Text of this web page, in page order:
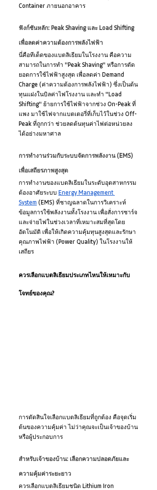
Container ภายนอกอาคาร
ฟังก์ชันหลัก: Peak Shaving และ Load Shifting
เพื่อลดค่าความต้องการพลังไฟฟ้า
นี่คือทีเด็ดของแบตลิเธียมในโรงงาน คือความ
สามารถในการทำ "Peak Shaving" หรือการตัด
ยอดการใช้ไฟฟ้าสูงสุด เพื่อลดค่า Demand
Charge (ค่าความต้องการพลังไฟฟ้า) ซึ่งเป็นต้น
ทุนแฝงในบิลค่าไฟโรงงาน และทำ "Load
Shifting" ย้ายการใช้ไฟฟ้าจากช่วง On-Peak ที่
แพง มาใช้ไฟจากแบตเตอรี่ที่เก็บไว้ในช่วง Off-
Peak ที่ถูกกว่า ช่วยลดต้นทุนค่าไฟต่อหน่วยลง
ได้อย่างมหาศาล
การทำงานร่วมกับระบบจัดการพลังงาน (EMS)
เพื่อเสถียรภาพสูงสุด
การทำงานของแบตลิเธียมในระดับอุตสาหกรรม
ต้องอาศัยระบบ Energy Management
System (EMS) ที่ชาญฉลาดในการวิเคราะห์
ข้อมูลการใช้พลังงานทั้งโรงงาน เพื่อสั่งการชาร์จ
และจ่ายไฟในช่วงเวลาที่เหมาะสมที่สุดโดย
อัตโนมัติ เพื่อให้เกิดความคุ้มทุนสูงสุดและรักษา
คุณภาพไฟฟ้า (Power Quality) ในโรงงานให้
เสถียร
ควรเลือกแบตลิเธียมประเภทไหนให้เหมาะกับ
โจทย์ของคุณ?
การตัดสินใจเลือกแบตลิเธียมที่ถูกต้อง คือจุดเริ่ม
ต้นของความคุ้มค่า ไม่ว่าคุณจะเป็นเจ้าของบ้าน
หรือผู้ประกอบการ
สำหรับเจ้าของบ้าน: เลือกความปลอดภัยและ
ความคุ้มค่าระยะยาว
ควรเลือกแบตลิเธียมชนิด Lithium Iron